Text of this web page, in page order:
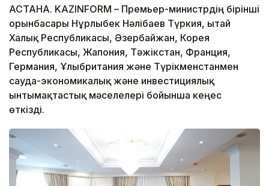
АСТАНА. KAZINFORM – Премьер-министрдің бірінші
орынбасары Нұрлыбек Нәлібаев Түркия, Қытай
Халық Республикасы, Әзербайжан, Корея
Республикасы, Жапония, Тәжікстан, Франция,
Германия, Ұлыбритания және Түрікменстанмен
сауда-экономикалық және инвестициялық
ынтымақтастық мәселелері бойынша кеңес
өткізді.